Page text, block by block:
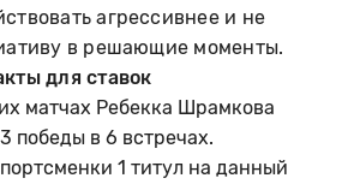
агрессивнее и не
в решающие моменты.
для ставок
матчах Ребекка Шрамкова
победы в 6 встречах.
1 титул на данный